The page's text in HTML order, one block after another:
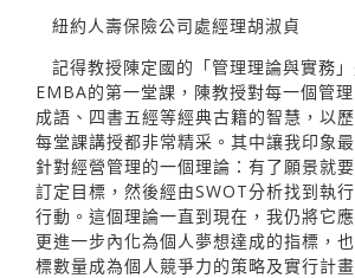
紐約人壽保險公司處經理胡淑貞
記得教授陳定國的「管理理論與實務
EMBA的第一堂課，陳教授對每一個管
成語、四書五經等經典古籍的智慧，以
每堂課講授都非常精采。其中讓我印象
針對經營管理的一個理論：有了願景就
訂定目標，然後經由SWOT分析找到執
行動。這個理論一直到現在，我仍將它
更進一步內化為個人夢想達成的指標，
標數量成為個人競爭力的策略及實行計畫